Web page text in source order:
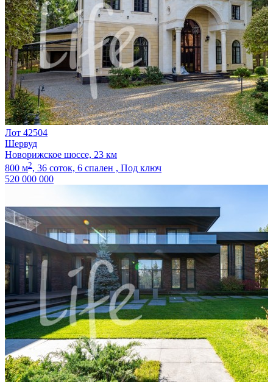
Лот 42504
Шервуд
Новорижское шоссе, 23 км
800 м2, 36 соток, 6 спален , Под ключ
520 000 000